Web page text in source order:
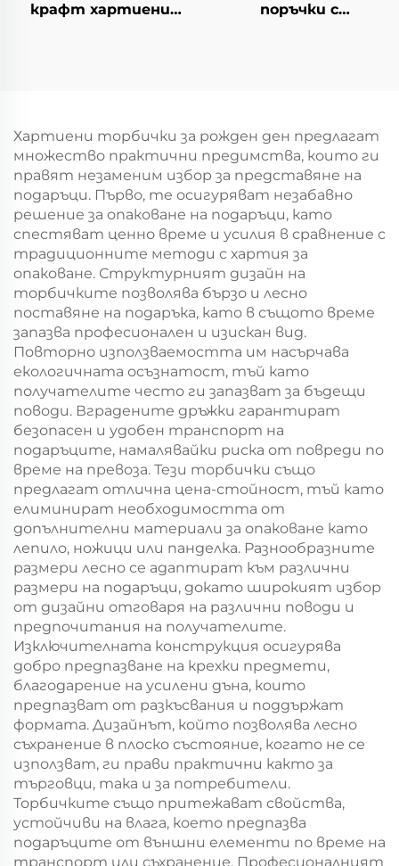
крафт хартиени
поръчки с
за екранна печат за
Нова година/
Кристемас, упаковка
за транспорт на
храна
Хартиени торбички за рожден ден предлагат
множество практични предимства, които ги
правят незаменим избор за представяне на
подаръци. Първо, те осигуряват незабавно
решение за опаковане на подаръци, като
спестяват ценно време и усилия в сравнение с
традиционните методи с хартия за
опаковане. Структурният дизайн на
торбичките позволява бързо и лесно
поставяне на подаръка, като в същото време
запазва професионален и изискан вид.
Повторно използваемостта им насърчава
екологичната осъзнатост, тъй като
получателите често ги запазват за бъдещи
поводи. Вградените дръжки гарантират
безопасен и удобен транспорт на
подаръците, намалявайки риска от повреди по
време на превоза. Тези торбички също
предлагат отлична цена-стойност, тъй като
елиминират необходимостта от
допълнителни материали за опаковане като
лепило, ножици или панделка. Разнообразните
размери лесно се адаптират към различни
размери на подаръци, докато широкият избор
от дизайни отговаря на различни поводи и
предпочитания на получателите.
Изключителната конструкция осигурява
добро предпазване на крехки предмети,
благодарение на усилени дъна, които
предпазват от разкъсвания и поддържат
формата. Дизайнът, който позволява лесно
съхранение в плоско състояние, когато не се
използват, ги прави практични както за
търговци, така и за потребители.
Торбичките също притежават свойства,
устойчиви на влага, което предпазва
подаръците от външни елементи по време на
транспорт или съхранение. Професионалният